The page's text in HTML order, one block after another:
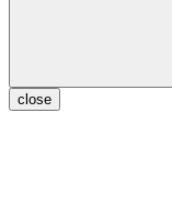
close